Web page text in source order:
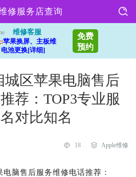
修服务店查询
维修客服
苹果换屏、主板维
池更换[详细]
免费
预约
城区苹果电脑售后
荐：TOP3专业服
对比知名
18 Apple维修
脑售后服务维修电话推荐：